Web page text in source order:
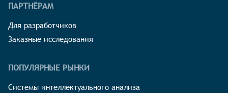
ПАРТНЁРАМ
Для разработчиков
Заказные исследования
ПОПУЛЯРНЫЕ РЫНКИ
Системы интеллектуального анализа